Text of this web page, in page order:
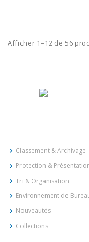
Afficher 1–12 de 56
Classement & Archivage
Protection &
Tri & Organisation
Environnement de
Nouveautés
Collections